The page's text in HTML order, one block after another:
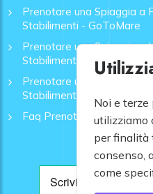
Prenotare una Spiaggia a
Stabilimenti - GoToMare
Prenotare una Spiaggia a
Stabilimenti - GoToMare
Prenotare una Spiaggia a
Stabilimenti - GoToMare
Faq Prenotazione Spiagge
Noi e
utilizziamo
per finalità
consenso,
come